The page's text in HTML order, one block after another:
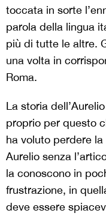
toccata in sorte
parola della lingua
più di tutte le altre.
una volta in
Roma.
La storia
proprio per questo
ha voluto perdere
Aurelio senza
la conoscono in
frustrazione, in
deve essere